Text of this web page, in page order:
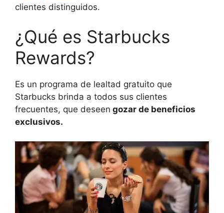
clientes distinguidos.
¿Qué es Starbucks
Rewards?
Es un programa de lealtad gratuito que
Starbucks brinda a todos sus clientes
frecuentes, que deseen gozar de beneficios
exclusivos.